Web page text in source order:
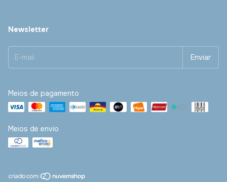
Newsletter
Meios de pagamento
Meios de envio